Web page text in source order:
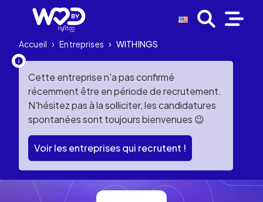
Accueil › Entreprises › WITHINGS
Cette entreprise n'a pas confirmé
récemment être en période de recrutement.
N'hésitez pas à la solliciter, les candidatures
spontanées sont toujours bienvenues 😉
Voir les entreprises qui recrutent !